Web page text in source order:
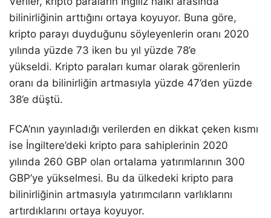
bilinirliğinin arttığını ortaya koyuyor. Buna göre,
kripto parayı duyduğunu söyleyenlerin oranı 2020
yılında yüzde 73 iken bu yıl yüzde 78’e
yükseldi. Kripto paraları kumar olarak görenlerin
oranı da bilinirliğin artmasıyla yüzde 47’den yüzde
38’e düştü.
FCA’nın yayınladığı verilerden en dikkat çeken kısmı
ise İngiltere’deki kripto para sahiplerinin 2020
yılında 260 GBP olan ortalama yatırımlarının 300
GBP’ye yükselmesi. Bu da ülkedeki kripto para
bilinirliğinin artmasıyla yatırımcıların varlıklarını
artırdıklarını ortaya koyuyor.